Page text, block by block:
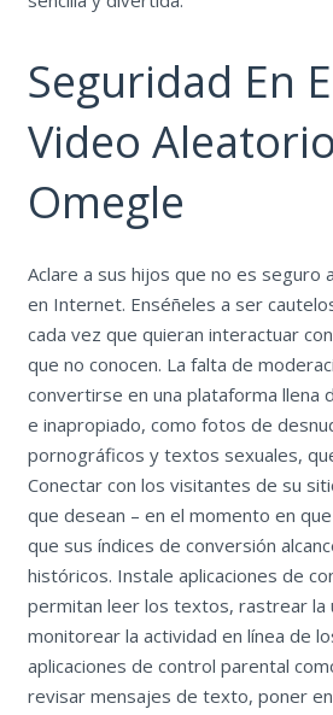
Seguridad En
Video
Omegle
Aclare a sus hijos que no es seguro
en Internet. Enséñeles a ser
cada vez que quieran interactuar
que no conocen. La falta de
convertirse en una plataforma llena
e inapropiado, como fotos de
pornográficos y textos sexuales,
Conectar con los visitantes de su
que desean – en el momento en
que sus índices de conversión
históricos. Instale aplicaciones de
permitan leer los textos, rastrear la
monitorear la actividad en línea de
aplicaciones de control parental
revisar mensajes de texto, poner